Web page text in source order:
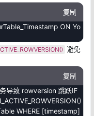
复制
ON Yo
避免
复制
导致 rowversion 跳跃IF
WHERE [timestamp]